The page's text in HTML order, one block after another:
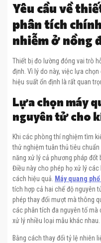
Yêu cầu về
phân tích
nhiễm ở nồng
Thiết bị đo lường đóng vai trò
định. Vì lý do này, việc lựa
hiệu suất ổn định là rất quan
Lựa chọn máy
nguyên tử cho
Khi các phòng thí nghiệm tìm
thử nghiệm tuân thủ tiêu
năng xử lý cả phương pháp đốt
Điều này cho phép họ xử lý
cách hiệu quả.
Máy quang
tích hợp cả hai chế độ nguyên
phép thay đổi mượt mà thông
các phân tích đa nguyên tố
xử lý nhiều loại mẫu khác nhau.
Bằng cách thay đổi tỷ lệ nhiên